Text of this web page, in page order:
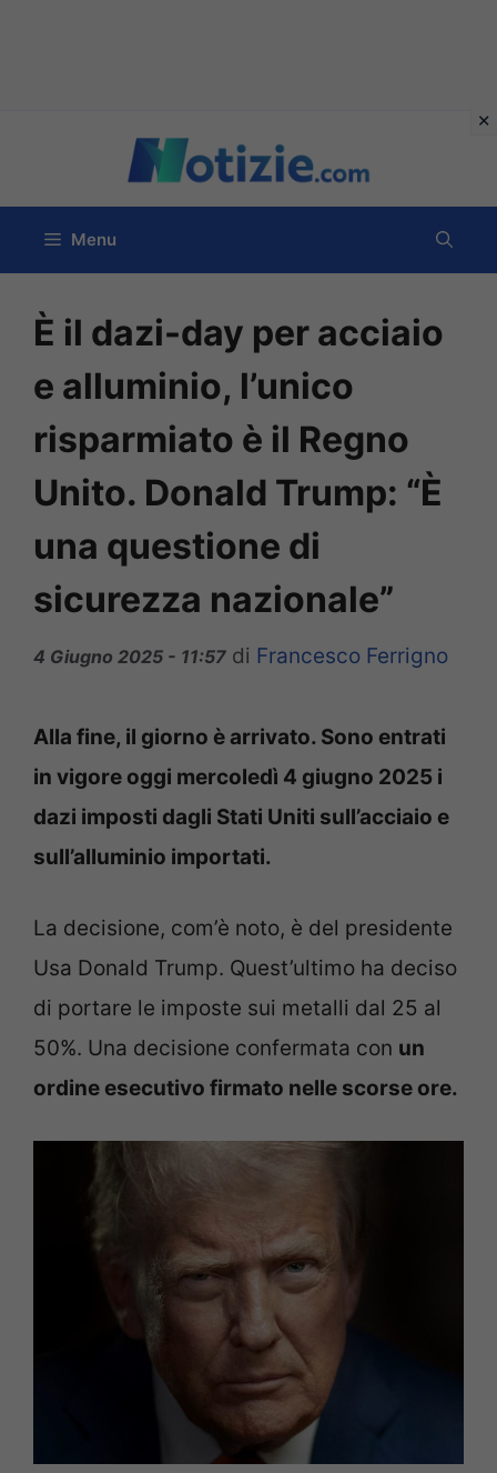
contenuto
Menu
È il dazi-day per acciaio
e alluminio, l’unico
risparmiato è il Regno
Unito. Donald Trump: “È
una questione di
sicurezza nazionale”
4 Giugno 2025 - 11:57 di Francesco Ferrigno
Alla fine, il giorno è arrivato. Sono entrati
in vigore oggi mercoledì 4 giugno 2025 i
dazi imposti dagli Stati Uniti sull’acciaio e
sull’alluminio importati.
La decisione, com’è noto, è del presidente
Usa Donald Trump. Quest’ultimo ha deciso
di portare le imposte sui metalli dal 25 al
50%. Una decisione confermata con un
ordine esecutivo firmato nelle scorse ore.